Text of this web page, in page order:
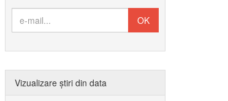
Vizualizare știri din data